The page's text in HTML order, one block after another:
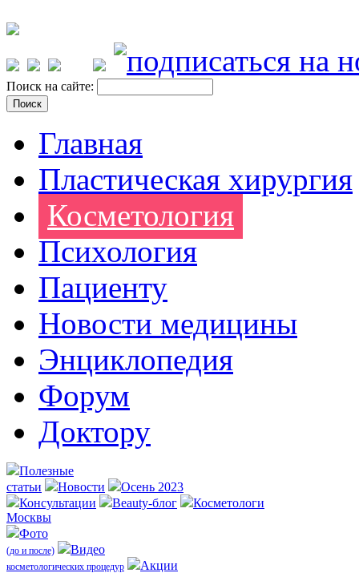
Поиск на сайте:
Главная
Пластическая хирургия
Косметология
Психология
Пациенту
Новости медицины
Энциклопедия
Форум
Доктору
Полезные
статьи
Новости
Осень 2023
Консультации
Beauty-блог
Косметологи
Москвы
Фото
(до и после) Видео
косметологических процедур Акции